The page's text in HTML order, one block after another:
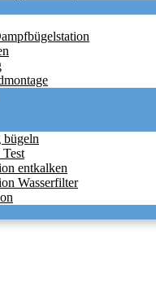
Test
entkalken
Wasserfilter